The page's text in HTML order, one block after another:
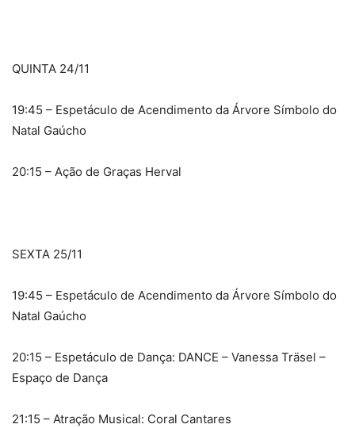
QUINTA 24/11
19:45 – Espetáculo de Acendimento da Árvore Símbolo do
Natal Gaúcho
20:15 – Ação de Graças Herval
SEXTA 25/11
19:45 – Espetáculo de Acendimento da Árvore Símbolo do
Natal Gaúcho
20:15 – Espetáculo de Dança: DANCE – Vanessa Träsel –
Espaço de Dança
21:15 – Atração Musical: Coral Cantares